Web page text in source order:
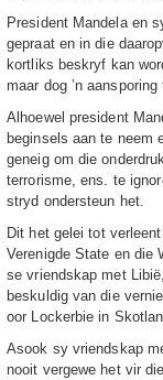
President Mandela en
gepraat en in die
kortliks beskryf kan
maar dog ’n
Alhoewel president
beginsels aan te neem
geneig om die
terrorisme, ens. te
stryd ondersteun het.
Dit het gelei tot
Verenigde State en die
se vriendskap met
beskuldig van die
oor Lockerbie in
Asook sy vriendskap
nooit vergewe het vir